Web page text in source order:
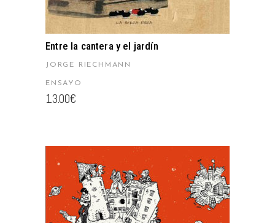
Entre la cantera y el jardín
JORGE RIECHMANN
ENSAYO
13.00€